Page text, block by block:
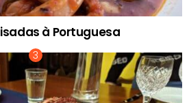
à Portuguesa